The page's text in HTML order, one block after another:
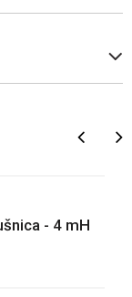
- 4 mH
- za fr.